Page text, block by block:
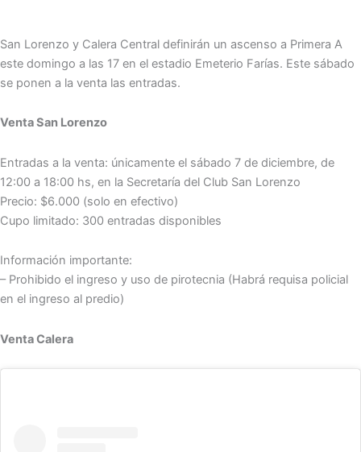
San Lorenzo y Calera Central definirán un ascenso a Primera A
este domingo a las 17 en el estadio Emeterio Farías. Este sábado
se ponen a la venta las entradas.
Venta San Lorenzo
Entradas a la venta: únicamente el sábado 7 de diciembre, de
12:00 a 18:00 hs, en la Secretaría del Club San Lorenzo
Precio: $6.000 (solo en efectivo)
Cupo limitado: 300 entradas disponibles
Información importante:
– Prohibido el ingreso y uso de pirotecnia (Habrá requisa policial
en el ingreso al predio)
Venta Calera